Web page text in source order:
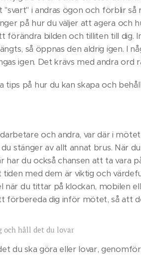
"svart" i andras ögon och förblir så
på hur du väljer att agera och
förändra bilden och tilliten till dig.
så öppnas den aldrig igen. I
igen. Det krävs med andra
tips på hur du kan skapa och
och andra, var där i
stänger av allt annat brus. När
har du också chansen att ta vara
tiden med dem är viktig och
när du tittar på klockan, mobilen
förbereda dig inför mötet, så att
och håll det du lovar
du ska göra eller lovar,